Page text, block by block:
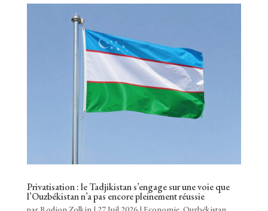
Privatisation : le Tadjikistan s’engage sur une voie que
l’Ouzbékistan n’a pas encore pleinement réussie